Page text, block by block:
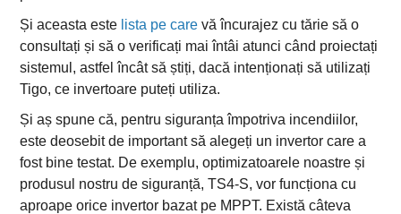
Și aceasta este lista pe care vă încurajez cu tărie să o
consultați și să o verificați mai întâi atunci când proiectați
sistemul, astfel încât să știți, dacă intenționați să utilizați
Tigo, ce invertoare puteți utiliza.
Și aș spune că, pentru siguranța împotriva incendiilor,
este deosebit de important să alegeți un invertor care a
fost bine testat. De exemplu, optimizatoarele noastre și
produsul nostru de siguranță, TS4-S, vor funcționa cu
aproape orice invertor bazat pe MPPT. Există câteva